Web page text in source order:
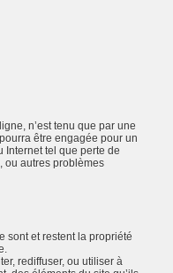
n’est tenu que par une
être engagée pour un
Internet tel que perte de
ou autres problèmes
sont et restent la propriété
rediffuser, ou utiliser à